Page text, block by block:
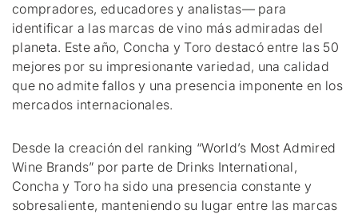
compradores, educadores y analistas— para
identificar a las marcas de vino más admiradas del
planeta. Este año, Concha y Toro destacó entre las 50
mejores por su impresionante variedad, una calidad
que no admite fallos y una presencia imponente en los
mercados internacionales.
Desde la creación del ranking “World’s Most Admired
Wine Brands” por parte de Drinks International,
Concha y Toro ha sido una presencia constante y
sobresaliente, manteniendo su lugar entre las marcas